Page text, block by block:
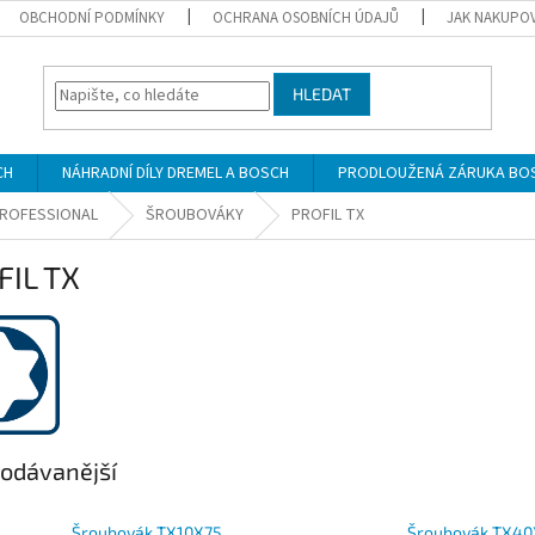
OBCHODNÍ PODMÍNKY OCHRANA OSOBNÍCH ÚDAJŮ JAK
HLEDAT
NÁHRADNÍ DÍLY DREMEL A BOSCH PRODLOUŽENÁ ZÁRUKA
ŠROUBOVÁKY PROFIL TX
TX